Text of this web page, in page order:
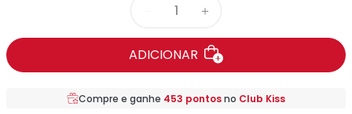
＋
ADICIONAR
Compre e ganhe 453 pontosno Club Kiss